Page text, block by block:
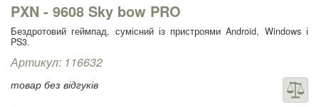
PXN - 9608 Sky bow PRO
Бездротовий геймпад, сумісний із пристроями Android, Windows і
PS3.
Артикул: 116632
товар без відгуків